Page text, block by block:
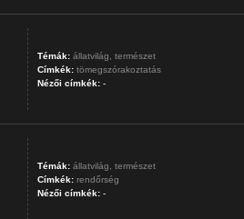
Témák: állatvilág,
természet
Címkék: tömegszórakoztatás
Nézői címkék:-
Témák: állatvilág,
természet
Címkék: rendőrség
Nézői címkék:-